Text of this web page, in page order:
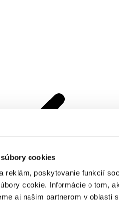
cookies
reklám, poskytovanie funkcií
cookie. Informácie o tom,
aj našim partnerom v oblasti